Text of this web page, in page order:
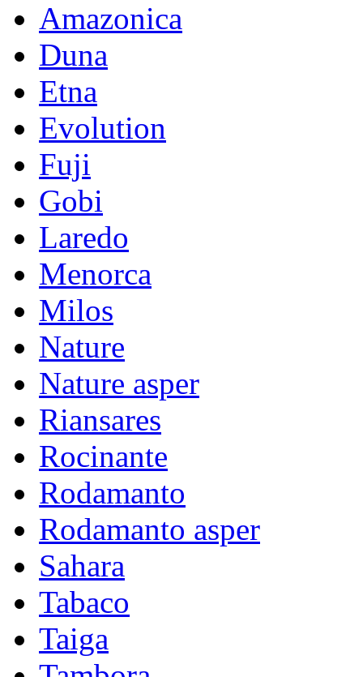
Amazonica
Duna
Etna
Evolution
Fuji
Gobi
Laredo
Menorca
Milos
Nature
Nature asper
Riansares
Rocinante
Rodamanto
Rodamanto asper
Sahara
Tabaco
Taiga